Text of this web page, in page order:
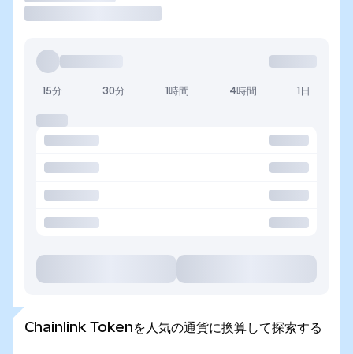
15分 30分 1時間 4時間 1日
Chainlink Tokenを人気の通貨に換算して探索する